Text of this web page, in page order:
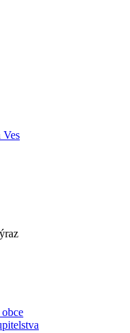
Ves